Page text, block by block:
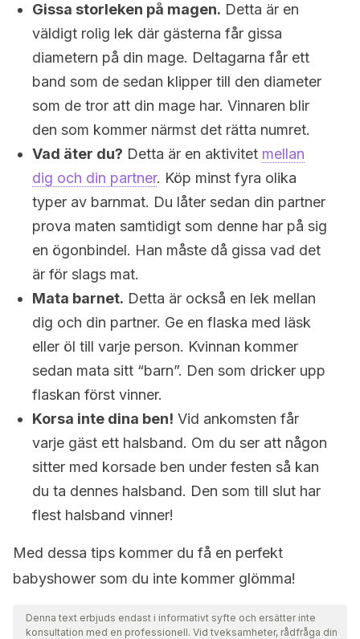
Gissa storleken på magen. Detta är en
väldigt rolig lek där gästerna får gissa
diametern på din mage. Deltagarna får ett
band som de sedan klipper till den diameter
som de tror att din mage har. Vinnaren blir
den som kommer närmst det rätta numret.
Vad äter du? Detta är en aktivitet mellan
dig och din partner. Köp minst fyra olika
typer av barnmat. Du låter sedan din partner
prova maten samtidigt som denne har på sig
en ögonbindel. Han måste då gissa vad det
är för slags mat.
Mata barnet. Detta är också en lek mellan
dig och din partner. Ge en flaska med läsk
eller öl till varje person. Kvinnan kommer
sedan mata sitt “barn”. Den som dricker upp
flaskan först vinner.
Korsa inte dina ben! Vid ankomsten får
varje gäst ett halsband. Om du ser att någon
sitter med korsade ben under festen så kan
du ta dennes halsband. Den som till slut har
flest halsband vinner!
Med dessa tips kommer du få en perfekt
babyshower som du inte kommer glömma!
Denna text erbjuds endast i informativt syfte och ersätter inte
konsultation med en professionell. Vid tveksamheter, rådfråga din